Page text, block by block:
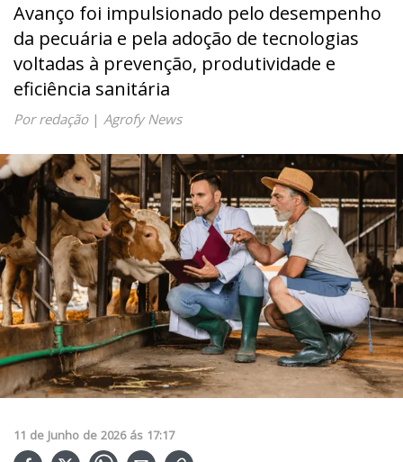
Avanço foi impulsionado pelo desempenho
da pecuária e pela adoção de tecnologias
voltadas à prevenção, produtividade e
eficiência sanitária
Por redação| Agrofy News
11 de Junho de 2026 ás 17:17